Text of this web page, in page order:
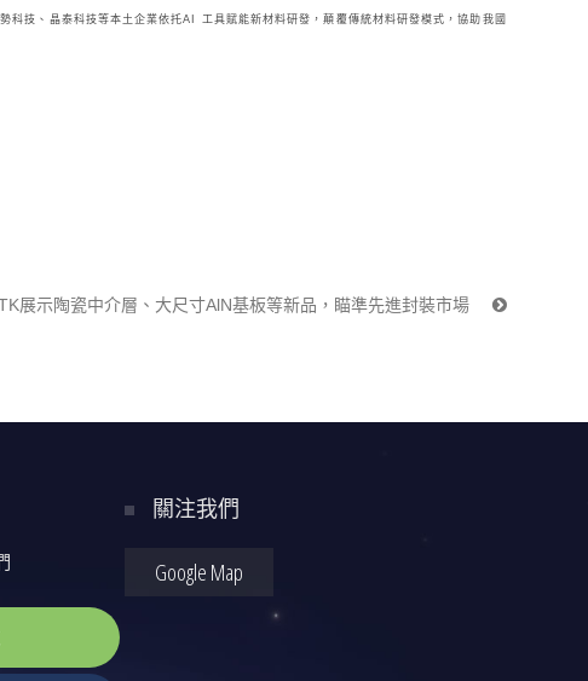
科技、晶泰科技等本土企業依托AI 工具賦能新材料研發，顛覆傳統材料研發模式，協助我國
展示陶瓷中介層、大尺寸AlN基板等新品，瞄準先進封裝市場
關注我們
Google Map